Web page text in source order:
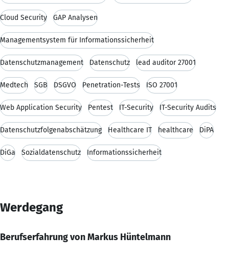
Cloud Security GAP Analysen
Managementsystem für Informationssicherheit
Datenschutzmanagement Datenschutz lead auditor 27001
Medtech SGB DSGVO Penetration-Tests ISO 27001
Web Application Security Pentest IT-Security IT-Security Audits
Datenschutzfolgenabschätzung Healthcare IT healthcare DiPA
DiGa Sozialdatenschutz Informationssicherheit
Werdegang
Berufserfahrung von Markus Hüntelmann